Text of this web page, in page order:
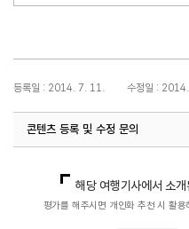
등록일 : 2014. 7. 11. 수정일 :
콘텐츠 등록 및 수정 문의
해당 여행기사에서 소
평가를 해주시면 개인화 추천 시 활